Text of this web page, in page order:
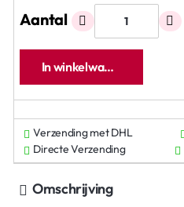
Aantal
In winkelwagen
Verzending met DHL
Directe Verzending
Omschrijving